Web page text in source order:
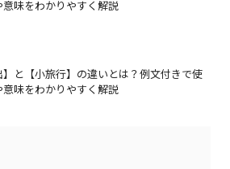
意味をわかりやすく解説
】と【小旅行】の違いとは？例文付きで使
意味をわかりやすく解説